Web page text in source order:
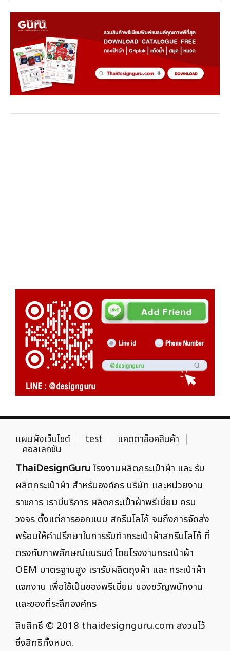
แผนผังเว็บไซต์ test แคตตาล็อคสินค้า
คอลเลกชัน
ThaiDesignGuruโรงงานผลิตกระเป๋าผ้า และ รับ
ผลิตกระเป๋าผ้า สำหรับองค์กร บริษัท และหน่วยงาน
ราชการ เรามีบริการ ผลิตกระเป๋าผ้าพรีเมี่ยม ครบ
วงจร ตั้งแต่การออกแบบ สกรีนโลโก้ จนถึงการจัดส่ง
พร้อมให้คำปรึกษาในการรับทำกระเป๋าผ้าสกรีนโลโก้ ที่
ตรงกับภาพลักษณ์แบรนด์ โดยโรงงานกระเป๋าผ้า
OEM มาตรฐานสูง เรารับผลิตถุงผ้า และ กระเป๋าผ้า
แจกงาน เพื่อใช้เป็นของพรีเมี่ยม ของขวัญพนักงาน
และของที่ระลึกองค์กร
ลิขสิทธิ์ © 2018 thaidesignguru.com สงวนไว้
ซึ่งสิทธิทั้งหมด.